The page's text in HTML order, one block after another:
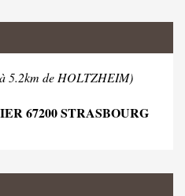
5.2km de HOLTZHEIM)
67200 STRASBOURG